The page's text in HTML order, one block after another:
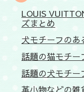
LOUIS
ズまとめ
犬モチーフの
話題の猫モチー
話題の犬モチー
革小物などの雑